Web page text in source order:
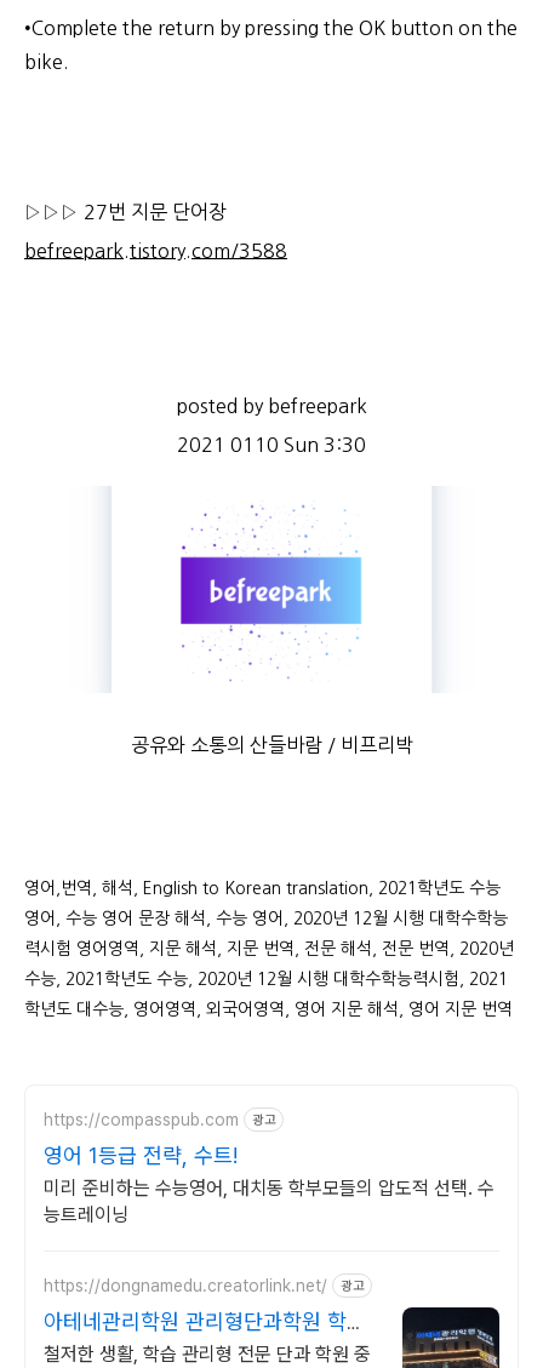
•Complete the return by pressing the OK button on the
bike.
▷▷▷ 27번 지문 단어장
befreepark.tistory.com/3588
posted by befreepark
2021 0110 Sun 3:30
공유와 소통의 산들바람 / 비프리박
영어,번역, 해석, English to Korean translation, 2021학년도 수능
영어, 수능 영어 문장 해석, 수능 영어, 2020년 12월 시행 대학수학능
력시험 영어영역, 지문 해석, 지문 번역, 전문 해석, 전문 번역, 2020년
수능, 2021학년도 수능, 2020년 12월 시행 대학수학능력시험, 2021
학년도 대수능, 영어영역, 외국어영역, 영어 지문 해석, 영어 지문 번역
https://compasspub.com 광고
영어 1등급 전략, 수트!
미리 준비하는 수능영어, 대치동 학부모들의 압도적 선택. 수
능트레이닝
https://dongnamedu.creatorlink.net/ 광고
아테네관리학원 관리형단과학원 학습
관리형 전문 단과 학원
철저한 생활, 학습 관리형 전문 단과 학원 중